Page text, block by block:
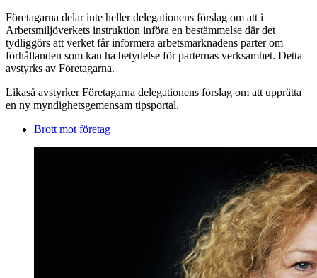
Företagarna delar inte heller delegationens förslag om att i
Arbetsmiljöverkets instruktion införa en bestämmelse där det
tydliggörs att verket får informera arbetsmarknadens parter om
förhållanden som kan ha betydelse för parternas verksamhet. Detta
avstyrks av Företagarna.
Likaså avstyrker Företagarna delegationens förslag om att upprätta
en ny myndighetsgemensam tipsportal.
Brott mot företag